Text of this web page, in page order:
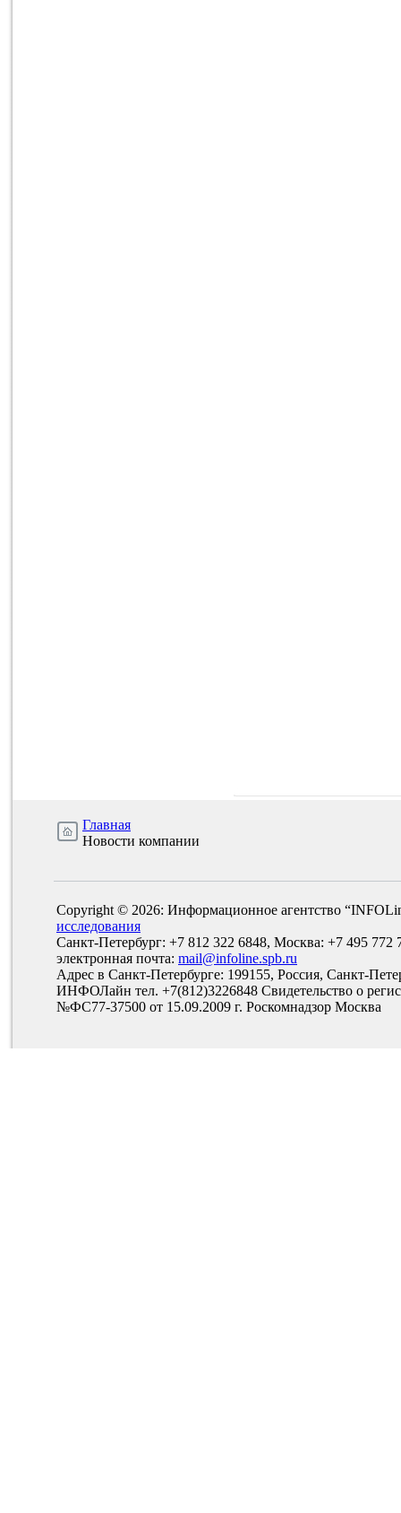
Главная
Новости компании
Copyright © 2026: Информационное агентство
исследования
Санкт-Петербург: +7 812 322 6848, Москва: +7 495 772
электронная почта: mail@infoline.spb.ru
Адрес в Санкт-Петербурге: 199155, Россия, Санкт-
ИНФОЛайн тел. +7(812)3226848 Свидетельство о
№ФС77-37500 от 15.09.2009 г. Роскомнадзор Москва